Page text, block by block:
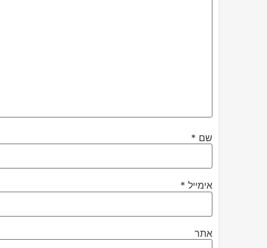
שם *
אימייל *
אתר